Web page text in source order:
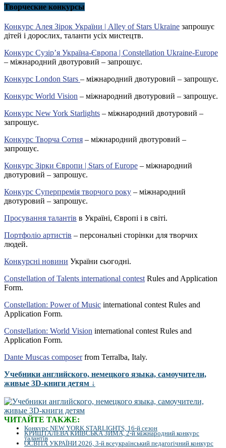
Творческие конкурсы
Конкурс Алея Зірок України | Alley of Stars Ukraine запрошує
дітей і дорослих, таланти усіх мистецтв.
Конкурс Сузір’я Україна-Європа | Constellation Ukraine-Europe
– міжнародний двотуровий – запрошує.
Конкурс London Stars – міжнародний двотуровий – запрошує.
Конкурс World Vision – міжнародний двотуровий – запрошує.
Конкурс New York Starlights – міжнародний двотуровий –
запрошує.
Конкурс Творча Сотня – міжнародний двотуровий –
запрошує.
Конкурс Зірки Європи | Stars of Europe – міжнародний
двотуровий – запрошує.
Конкурс Суперпремія творчого року – міжнародний
двотуровий – запрошує.
Просування талантів в Україні, Європі і в світі.
Портфоліо артистів – персональні сторінки для творчих
людей.
Конкурсні новини України сьогодні.
Constellation of Talents international contest Rules and Application
Form.
Constellation: Power of Music international contest Rules and
Application Form.
Constellation: World Vision international contest Rules and
Application Form.
Dante Muscas composerfrom Terralba, Italy.
Учебники английского, немецкого языка, самоучители,
живые 3D-книги детям ↓
ЧИТАЙТЕ ТАКЖЕ:
Конкурс NEW YORK STARLIGHTS, 16-й сезон
КРИШТАЛЕВА КИЇВСЬКА ЗИМА, 2-й міжнародний конкурс
талантів
ОСВІТА УКРАЇНИ 2026, 3-й всеукраїнський педагогічний конкурс